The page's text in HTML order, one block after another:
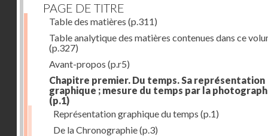
PAGE DE TITRE
Table des matières (p.311)
Table analytique des matières contenues dans ce
(p.327)
Avant-propos (p.r5)
Chapitre premier. Du temps. Sa représentation
graphique ; mesure du temps par la
(p.1)
Représentation graphique du temps (p.1)
De la Chronographie(p.3)